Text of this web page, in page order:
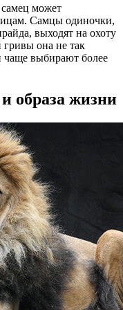
может
Самцы одиночки,
выходят на охоту
гривы она не так
чаще выбирают более
образа жизни